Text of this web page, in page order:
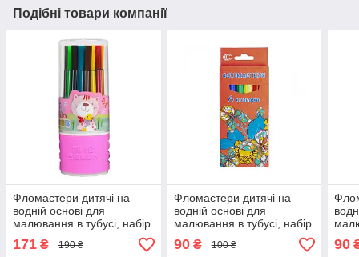
Подібні товари компанії
Фломастери дитячі на
водній основі для
малювання в тубусі, набір
кольорових фломастерів
24 кольори для школи
171 ₴ 190 ₴
Фломастери дитячі на
водній основі для
малювання в тубусі, набір
кольорових фломастерів 6
кольорів для школи
90₴ 100 ₴
12
90